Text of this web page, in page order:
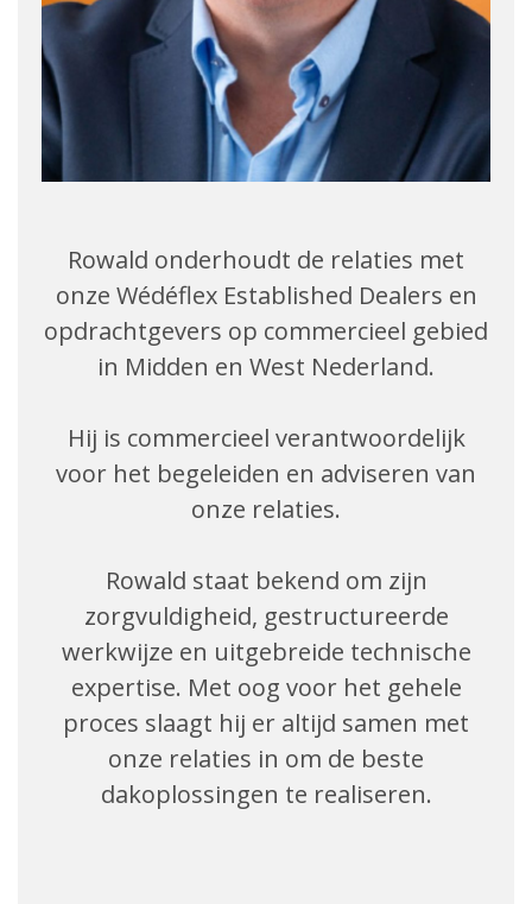
Rowald onderhoudt de relaties met
onze Wédéflex Established Dealers en
opdrachtgevers op commercieel gebied
in Midden en West Nederland.
Hij is commercieel verantwoordelijk
voor het begeleiden en adviseren van
onze relaties.
Rowald staat bekend om zijn
zorgvuldigheid, gestructureerde
werkwijze en uitgebreide technische
expertise. Met oog voor het gehele
proces slaagt hij er altijd samen met
onze relaties in om de beste
dakoplossingen te realiseren.